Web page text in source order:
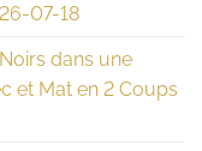
07-18
dans une
et Mat en 2 Coups